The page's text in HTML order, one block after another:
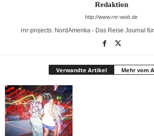
Redaktion
http://www.rnr-web.de
rnr-projects: NordAmerika - Das Reise Journal
Verwandte Artikel Mehr vom